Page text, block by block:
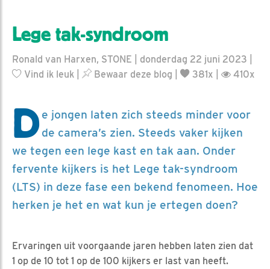
Lege tak-syndroom
Ronald van Harxen, STONE | donderdag 22 juni 2023 |
Vind ik leuk
Bewaar deze blog 381x | 410x
De jongen laten zich steeds minder voor
de camera’s zien. Steeds vaker kijken
we tegen een lege kast en tak aan. Onder
fervente kijkers is het Lege tak-syndroom
(LTS) in deze fase een bekend fenomeen. Hoe
herken je het en wat kun je ertegen doen?
Ervaringen uit voorgaande jaren hebben laten zien dat
1 op de 10 tot 1 op de 100 kijkers er last van heeft.